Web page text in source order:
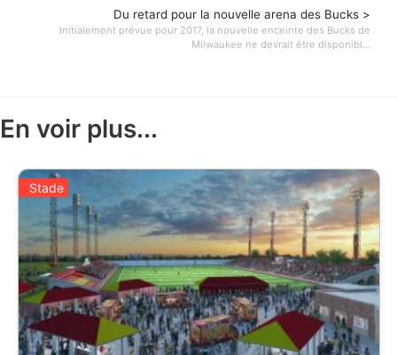
Du retard pour la nouvelle arena des Bucks >
Initialement prévue pour 2017, la nouvelle enceinte des Bucks de
Milwaukee ne devrait être disponibl...
En voir plus...
Stade